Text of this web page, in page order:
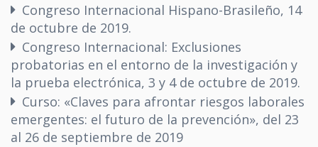
Congreso Internacional Hispano-Brasileño, 14
de octubre de 2019.
Congreso Internacional: Exclusiones
probatorias en el entorno de la investigación y
la prueba electrónica, 3 y 4 de octubre de 2019.
Curso: «Claves para afrontar riesgos laborales
emergentes: el futuro de la prevención», del 23
al 26 de septiembre de 2019